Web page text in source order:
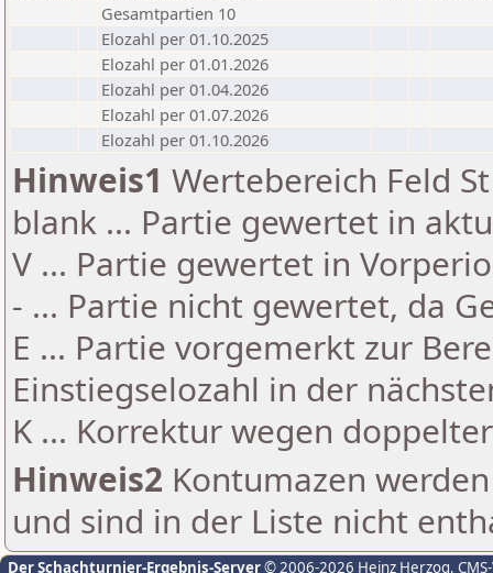
Gesamtpartien 10
Elozahl per 01.10.2025
Elozahl per 01.01.2026
Elozahl per 01.04.2026
Elozahl per 01.07.2026
Elozahl per 01.10.2026
Hinweis1 Wertebereich Feld
blank ... Partie gewertet in
V ... Partie gewertet in
- ... Partie nicht gewertet, da
E ... Partie vorgemerkt zur
Einstiegselozahl in der
K ... Korrektur wegen
Hinweis2 Kontumazen
und sind in der Liste nicht
Der Schachturnier-Ergebnis-Server© 2006-2026 Heinz Herzog,